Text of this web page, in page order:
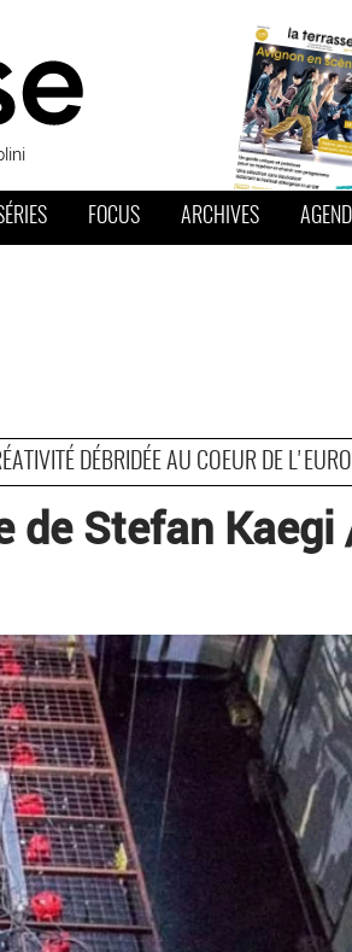
FOCUS ARCHIVES
DÉBRIDÉE AU COEUR DE
de Stefan